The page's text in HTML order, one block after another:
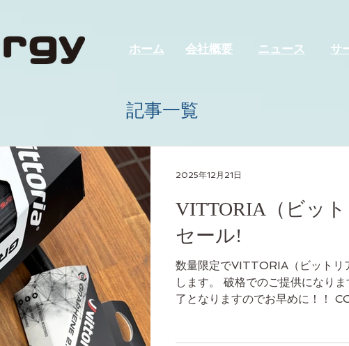
ホーム 会社概要 ニュース サ
記事一覧
VITTORIA（ビッ
セール!
数量限定でVITTORIA（ビットリ
します。 破格でのご提供になり
了となりますのでお早めに！！
2025年12月21日